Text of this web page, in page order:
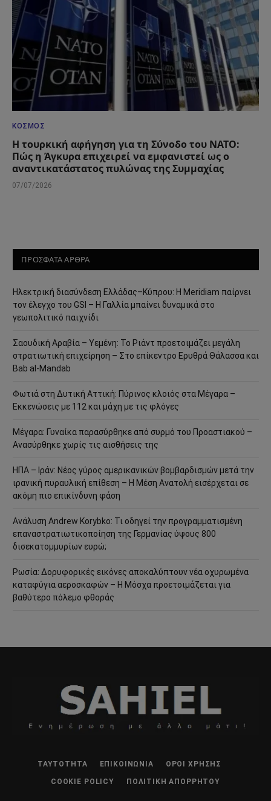
ΚΌΣΜΟΣ
Η τουρκική αφήγηση για τη Σύνοδο του ΝΑΤΟ:
Πώς η Άγκυρα επιχειρεί να εμφανιστεί ως ο
αναντικατάστατος πυλώνας της Συμμαχίας
07/07/2026
ΠΡΟΣΦΑΤΑ ΑΡΘΡΑ
Ηλεκτρική διασύνδεση Ελλάδας–Κύπρου: Η Meridiam παίρνει
τον έλεγχο του GSI – Η Γαλλία μπαίνει δυναμικά στο
γεωπολιτικό παιχνίδι
Σαουδική Αραβία – Υεμένη: Το Ριάντ προετοιμάζει μεγάλη
στρατιωτική επιχείρηση – Στο επίκεντρο Ερυθρά Θάλασσα και
Bab al-Mandab
Φωτιά στη Δυτική Αττική: Πύρινος κλοιός στα Μέγαρα –
Εκκενώσεις με 112 και μάχη με τις φλόγες
Μέγαρα: Γυναίκα παρασύρθηκε από συρμό του Προαστιακού –
Ανασύρθηκε χωρίς τις αισθήσεις της
ΗΠΑ – Ιράν: Νέος γύρος αμερικανικών βομβαρδισμών μετά την
ιρανική πυραυλική επίθεση – Η Μέση Ανατολή εισέρχεται σε
ακόμη πιο επικίνδυνη φάση
Ανάλυση Andrew Korybko: Τι οδηγεί την προγραμματισμένη
επαναστρατιωτικοποίηση της Γερμανίας ύψους 800
δισεκατομμυρίων ευρώ;
Ρωσία: Δορυφορικές εικόνες αποκαλύπτουν νέα οχυρωμένα
καταφύγια αεροσκαφών – Η Μόσχα προετοιμάζεται για
βαθύτερο πόλεμο φθοράς
ΤΑΥΤΌΤΗΤΑ ΕΠΙΚΟΙΝΩΝΊΑ ΌΡΟΙ ΧΡΉΣΗΣ
COOKIE POLICY ΠΟΛΙΤΙΚΉ ΑΠΟΡΡΉΤΟΥ